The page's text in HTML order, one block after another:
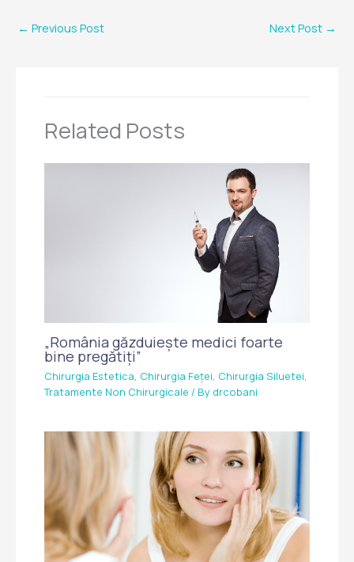
← Previous Post Next Post →
Related Posts
„România găzduiește medici foarte
bine pregătiți”
Chirurgia Estetica, Chirurgia Feței, Chirurgia Siluetei,
Tratamente Non Chirurgicale / By drcobani